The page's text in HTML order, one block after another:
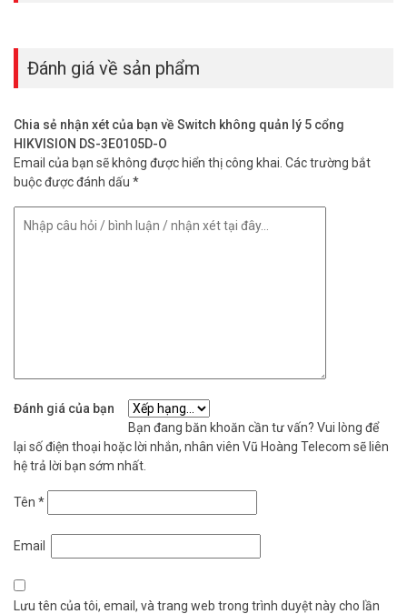
Đánh giá về sản phẩm
Chia sẻ nhận xét của bạn về Switch không quản lý 5 cổng
HIKVISION DS-3E0105D-O
Email của bạn sẽ không được hiển thị công khai. Các trường bắt
buộc được đánh dấu *
Đánh giá của bạn
Bạn đang băn khoăn cần tư vấn? Vui lòng để
lại số điện thoại hoặc lời nhắn, nhân viên Vũ Hoàng Telecom sẽ liên
hệ trả lời bạn sớm nhất.
Tên *
Email
Lưu tên của tôi, email, và trang web trong trình duyệt này cho lần